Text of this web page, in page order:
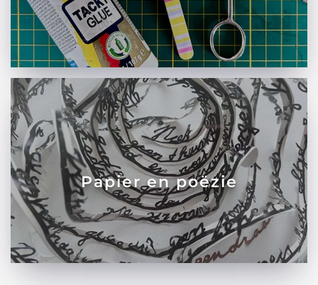
Papier en poëzie